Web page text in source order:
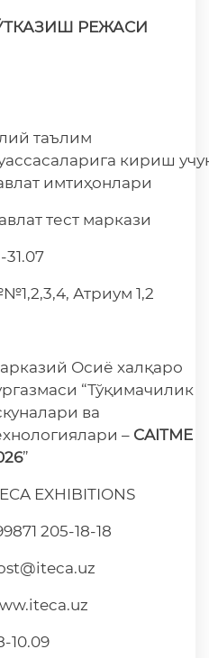
РЕЖАСИ
таълим
кириш
имтиҳонлари
тест маркази
31.07
Атриум 1,2
Осиё халқаро
“Тўқимачилик
ва
– CAITME
”
EXHIBITIONS
205-18-18
10.09